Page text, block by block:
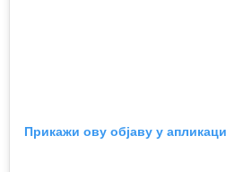
Прикажи ову објаву у